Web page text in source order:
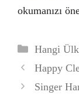
okumanızı
Hangi
Happy
Singer